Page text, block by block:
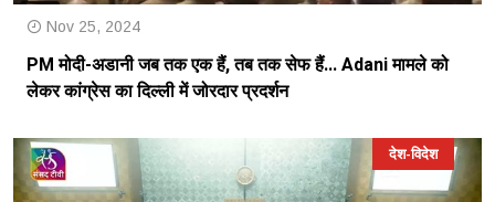
Nov 25, 2024
PM मोदी-अडानी जब तक एक हैं, तब तक सेफ हैं... Adani मामले को
लेकर कांग्रेस का दिल्ली में जोरदार प्रदर्शन
देश-विदेश